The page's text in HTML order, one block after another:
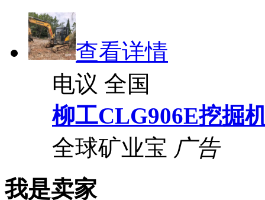
查看详情
电议 全国
柳工CLG906E挖掘
全球矿业宝 广告
我是卖家